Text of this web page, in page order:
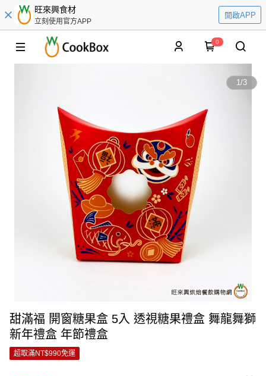
旺來興食材
立刻使用官方APP
開啟APP
0
1/3
甜滿福 開窗糖果盒 5入 透視糖果禮盒 舞龍舞獅
新年禮盒 年節禮盒
超取滿NT$990免運